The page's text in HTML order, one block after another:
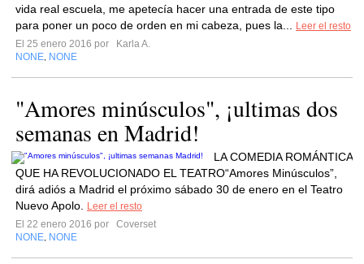
vida real escuela, me apetecía hacer una entrada de este tipo
para poner un poco de orden en mi cabeza, pues la...
Leer el resto
El 25 enero 2016 por
Karla A.
NONE NONE
"Amores minúsculos", ¡ultimas dos
semanas en Madrid!
LA COMEDIA ROMÁNTICA
QUE HA REVOLUCIONADO EL TEATRO“Amores Minúsculos”,
dirá adiós a Madrid el próximo sábado 30 de enero en el Teatro
Nuevo Apolo.
Leer el resto
El 22 enero 2016 por
Coverset
NONE NONE